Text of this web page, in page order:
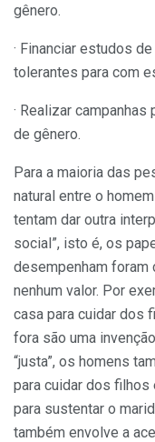
gênero.
· Financiar estudos
tolerantes para com
· Realizar
de gênero.
Para a maioria das
natural entre o
tentam dar outra
social”, isto é, os
desempenham foram
nenhum valor. Por
casa para cuidar dos
fora são uma
“justa”, os homens
para cuidar dos filhos
para sustentar o
também envolve a